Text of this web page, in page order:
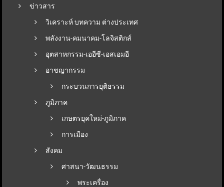
ข่าวสาร
วิเคราะห์ บทความ ต่างประเทศ
พลังงาน-คมนาคม-โลจิสติกส์
อุตสาหกรรม-เออีซี-เอสเอมอี
อาชญากรรม
กระบวนการยุติธรรม
ภูมิภาค
เกษตรยุคใหม่-ภูมิภาค
การเมือง
สังคม
ศาสนา-วัฒนธรรม
พระเครื่อง